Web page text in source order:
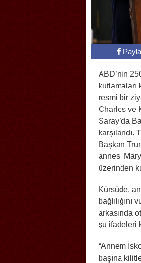
ABD’nin
kutlamaları
resmi bir
Charles ve
Saray’da
karşılandı.
Başkan
annesi
üzerinden
Kürsüde,
bağlılığını
arkasında
şu ifadeleri
“Annem
başına